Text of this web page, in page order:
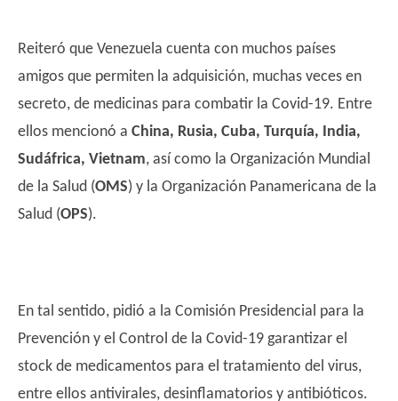
Reiteró que Venezuela cuenta con muchos países
amigos que permiten la adquisición, muchas veces en
secreto, de medicinas para combatir la Covid-19. Entre
ellos mencionó a China, Rusia, Cuba, Turquía, India,
Sudáfrica, Vietnam, así como la Organización Mundial
de la Salud (OMS) y la Organización Panamericana de la
Salud (OPS).
En tal sentido, pidió a la Comisión Presidencial para la
Prevención y el Control de la Covid-19 garantizar el
stock de medicamentos para el tratamiento del virus,
entre ellos antivirales, desinflamatorios y antibióticos.